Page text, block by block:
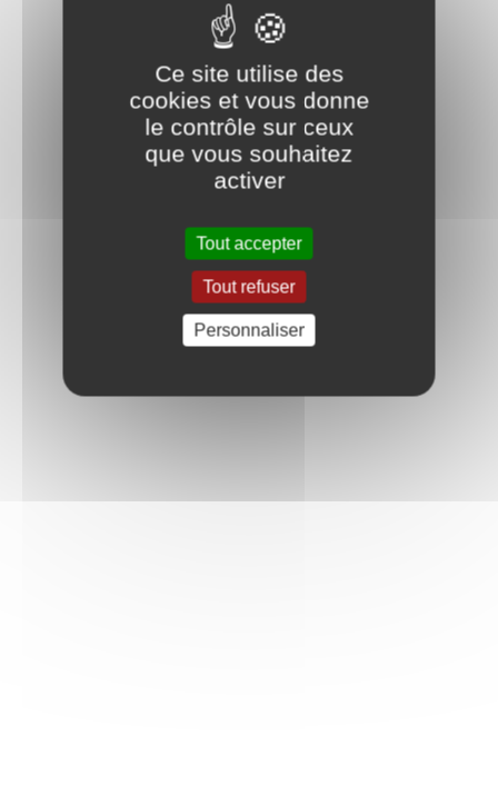
Ce site utilise des
cookies et vous donne
le contrôle sur ceux
que vous souhaitez
activer
Tout accepter
Tout refuser
Personnaliser